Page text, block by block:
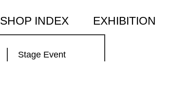
SHOP INDEX EXHIBITION
Stage Event